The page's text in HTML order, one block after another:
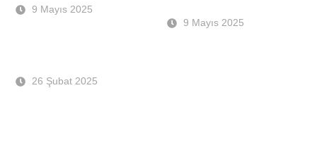
9 Mayıs 2025
9 Mayıs 2025
26 Şubat 2025